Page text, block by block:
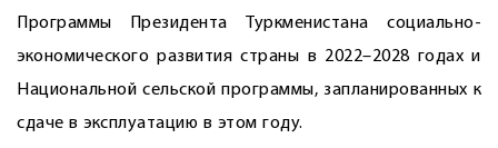
Программы Президента Туркменистана социально-
экономического развития страны в 2022–2028 годах и
Национальной сельской программы, запланированных к
сдаче в эксплуатацию в этом году.